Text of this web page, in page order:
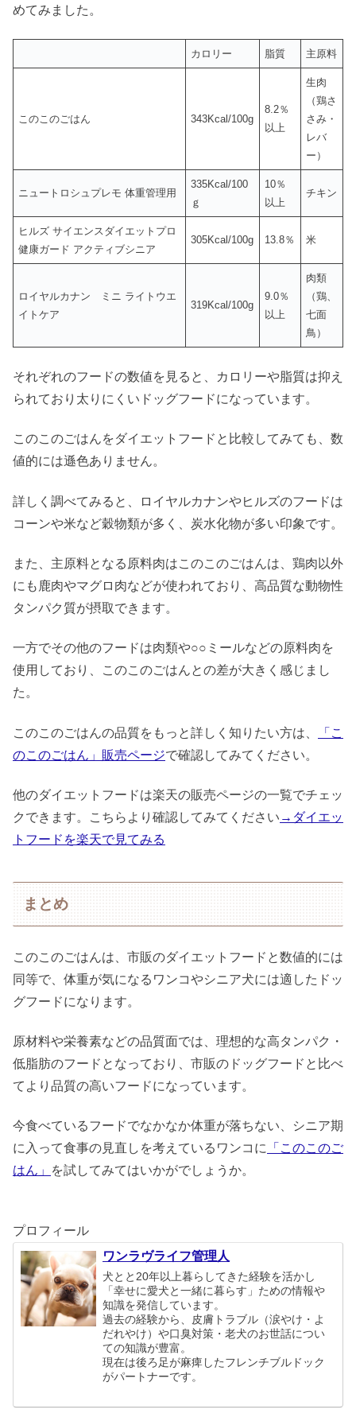
めてみました。
カロリー 脂質 主原料
このこのごはん 343Kcal/100g
8.2％
以上
生肉
（鶏さ
さみ・
レバ
ー）
ニュートロシュプレモ 体重管理用
335Kcal/100
ｇ
10％
以上
チキン
ヒルズ サイエンスダイエットプロ
健康ガード アクティブシニア
305Kcal/100g 13.8％ 米
ロイヤルカナン ミニ ライトウエ
イトケア
319Kcal/100g
9.0％
以上
肉類
（鶏、
七面
鳥）
それぞれのフードの数値を見ると、カロリーや脂質は抑え
られており太りにくいドッグフードになっています。
このこのごはんをダイエットフードと比較してみても、数
値的には遜色ありません。
詳しく調べてみると、ロイヤルカナンやヒルズのフードは
コーンや米など穀物類が多く、炭水化物が多い印象です。
また、主原料となる原料肉はこのこのごはんは、鶏肉以外
にも鹿肉やマグロ肉などが使われており、高品質な動物性
タンパク質が摂取できます。
一方でその他のフードは肉類や○○ミールなどの原料肉を
使用しており、このこのごはんとの差が大きく感じまし
た。
このこのごはんの品質をもっと詳しく知りたい方は、
「こ
のこのごはん」販売ページで確認してみてください。
他のダイエットフードは楽天の販売ページの一覧でチェッ
クできます。こちらより確認してみてください →ダイエッ
トフードを楽天で見てみる
まとめ
このこのごはんは、市販のダイエットフードと数値的には
同等で、体重が気になるワンコやシニア犬には適したドッ
グフードになります。
原材料や栄養素などの品質面では、理想的な高タンパク・
低脂肪のフードとなっており、市販のドッグフードと比べ
てより品質の高いフードになっています。
今食べているフードでなかなか体重が落ちない、シニア期
に入って食事の見直しを考えているワンコに 「このこのご
はん」
を試してみてはいかがでしょうか。
プロフィール
ワンラヴライフ管理人
犬とと20年以上暮らしてきた経験を活かし
「幸せに愛犬と一緒に暮らす」ための情報や
知識を発信しています。
過去の経験から、皮膚トラブル（涙やけ・よ
だれやけ）や口臭対策・老犬のお世話につい
ての知識が豊富。
現在は後ろ足が麻痺したフレンチブルドック
がパートナーです。